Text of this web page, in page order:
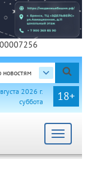
новостям
18+
2026 г.
суббота
Toggle